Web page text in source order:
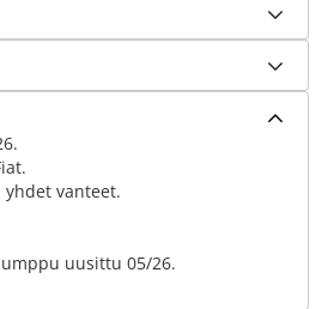
vanteet.
uusittu 05/26.